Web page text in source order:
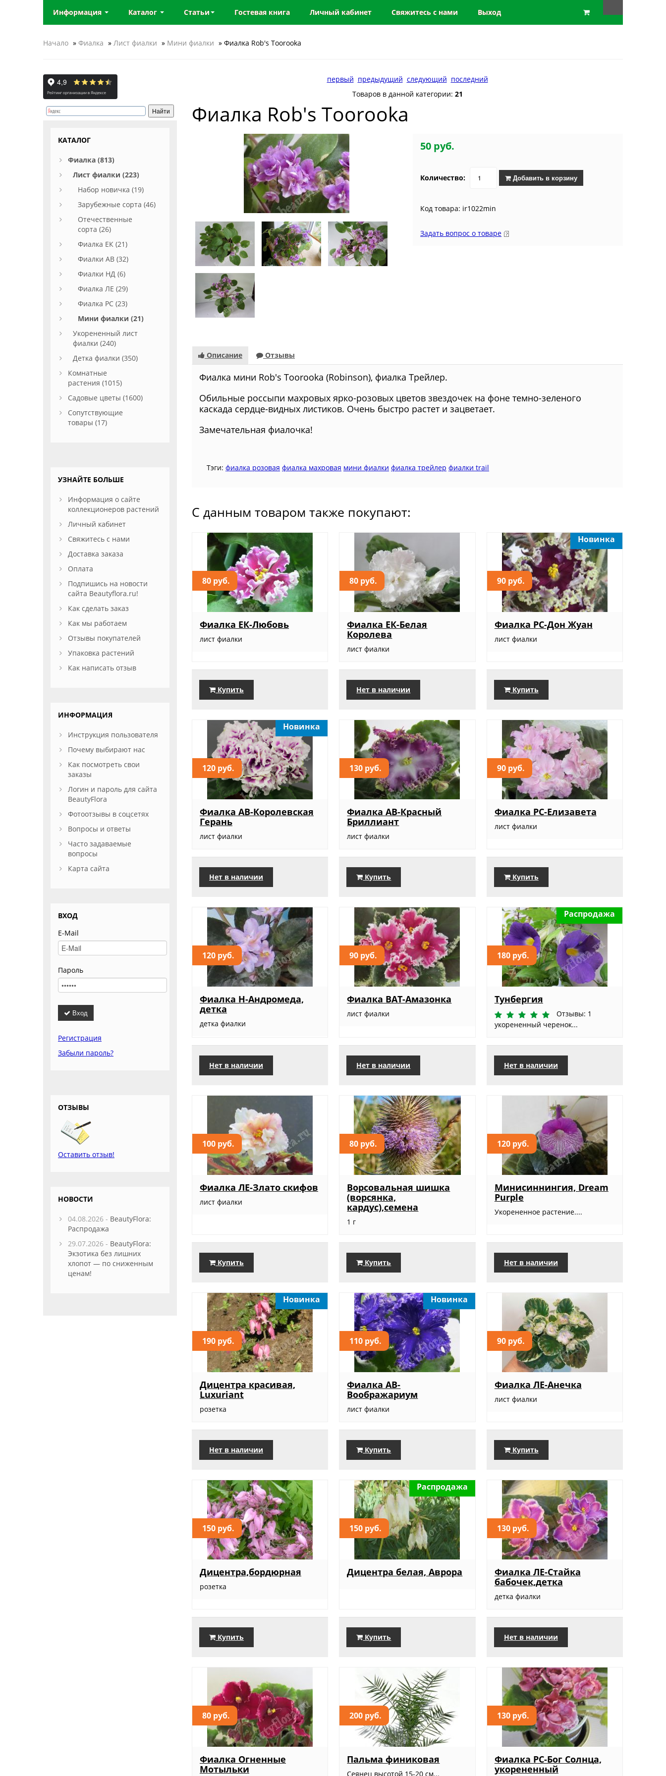
Информация Каталог Статьи Гостевая книга Личный кабинет Свяжитесь с нами Выход
Начало » Фиалка » Лист фиалки » Мини фиалки » Фиалка Rob's Toorooka
первый предыдущий следующий последний
Товаров в данной категории: 21
Фиалка Rob's Toorooka
50 руб.
Количество: Добавить в корзину
Код товара: ir1022min
Задать вопрос о товаре
Описание Отзывы
Фиалкa мини Rob's Toorooka (Robinson), фиалка Трейлер.
Обильные россыпи махровых ярко-розовых цветов звездочек на фоне темно-зеленого
каскада сердце-видных листиков. Очень быстро растет и зацветает.
Замечательная фиалочка!
Тэги:фиалка розовая фиалка махровая мини фиалки фиалка трейлер фиалки trail
С данным товаром также покупают:
80 руб.
Фиалка ЕК-Любовь
лист фиалки
Купить
80 руб.
Фиалка ЕК-Белая
Королева
лист фиалки
Нет в наличии
90 руб.
Новинка
Фиалка РС-Дон Жуан
лист фиалки
Купить
120 руб.
Новинка
Фиалка АВ-Королевская
Герань
лист фиалки
Нет в наличии
130 руб.
Фиалка АВ-Красный
Бриллиант
лист фиалки
Купить
90 руб.
Фиалка РС-Елизавета
лист фиалки
Купить
120 руб.
Фиалка Н-Андромеда,
детка
детка фиалки
Нет в наличии
90 руб.
Фиалка ВАТ-Амазонка
лист фиалки
Нет в наличии
180 руб.
Распродажа
Тунбергия
Отзывы: 1
укорененный черенок...
Нет в наличии
100 руб.
Фиалка ЛЕ-Злато скифов
лист фиалки
Купить
80 руб.
Ворсовальная шишка
(ворсянка,
кардус),семена
1 г
Купить
120 руб.
Минисиннингия, Dream
Purple
Укорененное растение....
Нет в наличии
190 руб.
Новинка
Дицентра красивая,
Luxuriant
розетка
Нет в наличии
110 руб.
Новинка
Фиалка АВ-
Воображариум
лист фиалки
Купить
90 руб.
Фиалка ЛЕ-Анечка
лист фиалки
Купить
150 руб.
Дицентра,бордюрная
розетка
Купить
150 руб.
Распродажа
Дицентра белая, Аврора
Купить
130 руб.
Фиалка ЛЕ-Стайка
бабочек,детка
детка фиалки
Нет в наличии
80 руб.
Фиалка Огненные
Мотыльки
200 руб.
Пальма финиковая
Сеянец высотой 15-20 см...
130 руб.
Фиалка РС-Бог Солнца,
укорененный
КАТАЛОГ
Фиалка (813)
Лист фиалки (223)
Набор новичка (19)
Зарубежные сорта (46)
Отечественные
сорта (26)
Фиалка ЕК (21)
Фиалки АВ (32)
Фиалки НД (6)
Фиалка ЛЕ (29)
Фиалка РС (23)
Мини фиалки (21)
Укорененный лист
фиалки (240)
Детка фиалки (350)
Комнатные
растения (1015)
Садовые цветы (1600)
Сопутствующие
товары (17)
УЗНАЙТЕ БОЛЬШЕ
Информация о сайте
коллекционеров растений
Личный кабинет
Свяжитесь с нами
Доставка заказа
Оплата
Подпишись на новости
сайта Beautyflora.ru!
Как сделать заказ
Как мы работаем
Отзывы покупателей
Упаковка растений
Как написать отзыв
ИНФОРМАЦИЯ
Инструкция пользователя
Почему выбирают нас
Как посмотреть свои
заказы
Логин и пароль для сайта
BeautyFlora
Фотоотзывы в соцсетях
Вопросы и ответы
Часто задаваемые
вопросы
Карта сайта
ВХОД
E-Mail
Пароль
Вход
Регистрация
Забыли пароль?
ОТЗЫВЫ
Оставить отзыв!
НОВОСТИ
04.08.2026 - BeautyFlora:
Распродажа
29.07.2026 - BeautyFlora:
Экзотика без лишних
хлопот — по сниженным
ценам!